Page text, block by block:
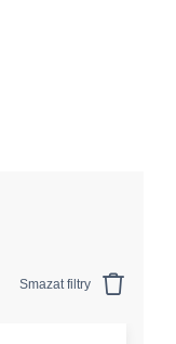
Smazat filtry